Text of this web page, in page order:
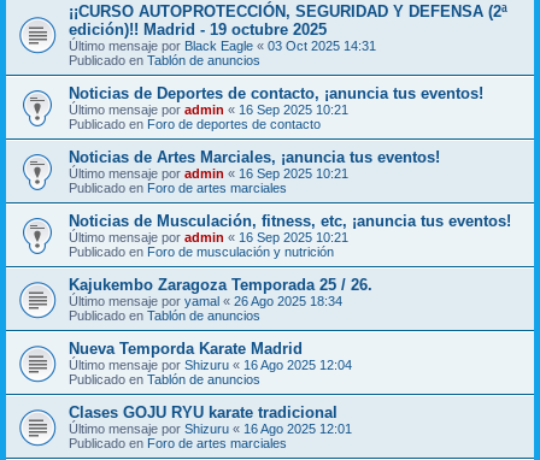
¡¡CURSO AUTOPROTECCIÓN, SEGURIDAD Y DEFENSA (2ª
edición)!! Madrid - 19 octubre 2025
Último mensaje por Black Eagle « 03 Oct 2025 14:31
Publicado en Tablón de anuncios
Noticias de Deportes de contacto, ¡anuncia tus eventos!
Último mensaje por admin « 16 Sep 2025 10:21
Publicado en Foro de deportes de contacto
Noticias de Artes Marciales, ¡anuncia tus eventos!
Último mensaje por admin « 16 Sep 2025 10:21
Publicado en Foro de artes marciales
Noticias de Musculación, fitness, etc, ¡anuncia tus eventos!
Último mensaje por admin « 16 Sep 2025 10:21
Publicado en Foro de musculación y nutrición
Kajukembo Zaragoza Temporada 25 / 26.
Último mensaje por yamal « 26 Ago 2025 18:34
Publicado en Tablón de anuncios
Nueva Temporda Karate Madrid
Último mensaje por Shizuru « 16 Ago 2025 12:04
Publicado en Tablón de anuncios
Clases GOJU RYU karate tradicional
Último mensaje por Shizuru « 16 Ago 2025 12:01
Publicado en Foro de artes marciales